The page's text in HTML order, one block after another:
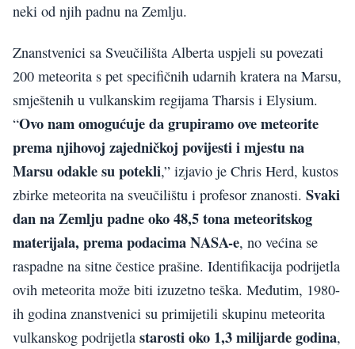
neki od njih padnu na Zemlju.
Znanstvenici sa Sveučilišta Alberta uspjeli su povezati
200 meteorita s pet specifičnih udarnih kratera na Marsu,
smještenih u vulkanskim regijama Tharsis i Elysium.
“Ovo nam omogućuje da grupiramo ove meteorite
prema njihovoj zajedničkoj povijesti i mjestu na
Marsu odakle su potekli,” izjavio je Chris Herd, kustos
zbirke meteorita na sveučilištu i profesor znanosti. Svaki
dan na Zemlju padne oko 48,5 tona meteoritskog
materijala, prema podacima NASA-e, no većina se
raspadne na sitne čestice prašine. Identifikacija podrijetla
ovih meteorita može biti izuzetno teška. Međutim, 1980-
ih godina znanstvenici su primijetili skupinu meteorita
vulkanskog podrijetla starosti oko 1,3 milijarde godina,